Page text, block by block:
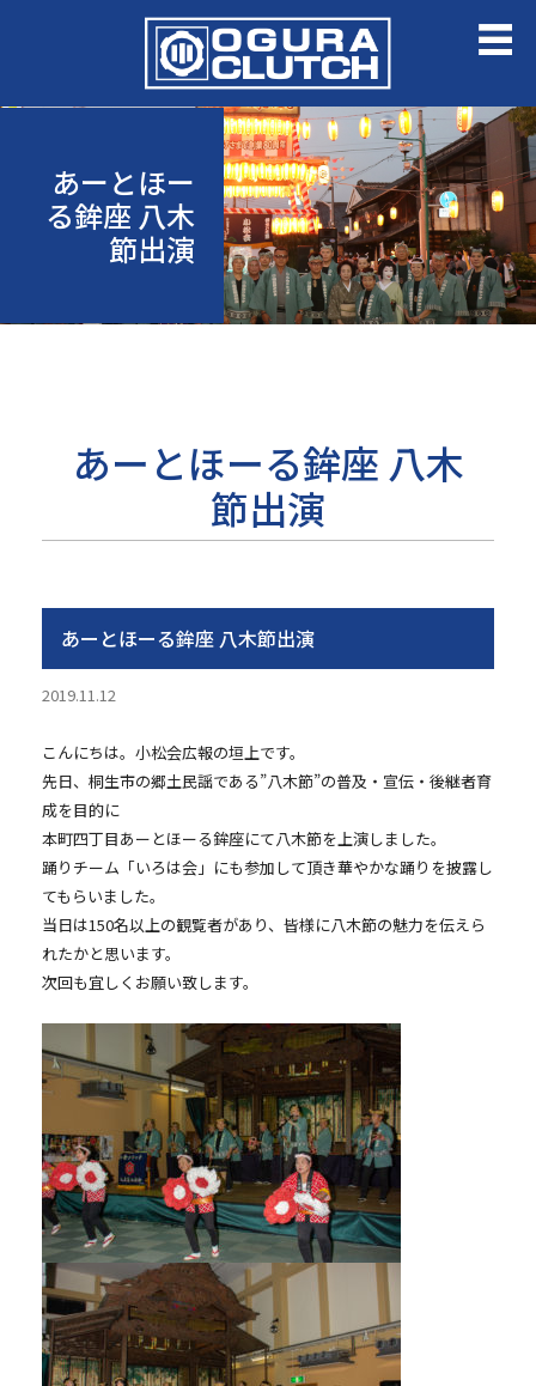
あーとほー
る鉾座 八木
節出演
あーとほーる鉾座 八木
節出演
あーとほーる鉾座 八木節出演
2019.11.12
こんにちは。小松会広報の垣上です。
先日、桐生市の郷土民謡である”八木節”の普及・宣伝・後継者育
成を目的に
本町四丁目あーとほーる鉾座にて八木節を上演しました。
踊りチーム「いろは会」にも参加して頂き華やかな踊りを披露し
てもらいました。
当日は150名以上の観覧者があり、皆様に八木節の魅力を伝えら
れたかと思います。
次回も宜しくお願い致します。